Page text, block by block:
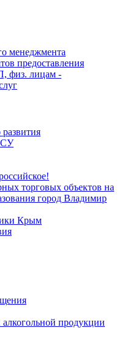
менеджмента
предоставления
физ. лицам -
торговых объектов на
город Владимир
Крым
продукции